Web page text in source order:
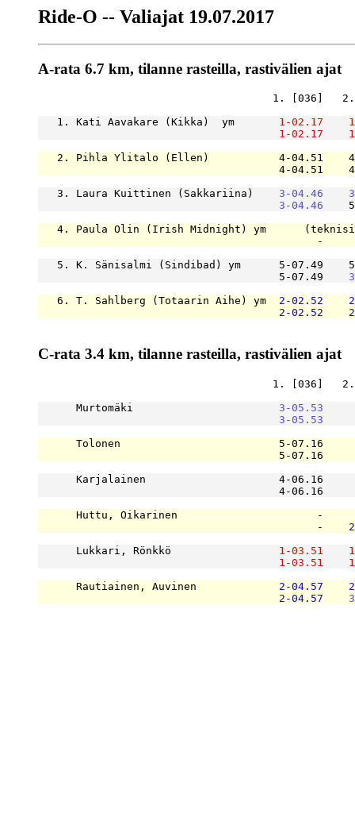
Ride-O -- Valiajat 19.07.2017
A-rata 6.7 km, tilanne rasteilla, rastivälien ajat
1. [036]
   1. Kati Aavakare (Kikka)  ym
1-02.17
1-02.17
2. Pihla Ylitalo (Ellen)           4-04.51
4-04.51
   3. Laura Kuittinen (Sakkariina)
3-04.46
3-04.46
4. Paula Olin (Irish Midnight) ym
-
5. K. Sänisalmi (Sindibad) ym      5-07.49
                                      5-07.49
   6. T. Sahlberg (Totaarin Aihe) ym
2-02.52
2-02.52
C-rata 3.4 km, tilanne rasteilla, rastivälien ajat
1. [036]
      Murtomäki
3-05.53
3-05.53
Tolonen                         5-07.16
5-07.16
      Karjalainen       	      4-06.16          -          -          -          -          -          -          -          -     53.05
4-06.16
      Huttu, Oikarinen	                    -          -          -          -          -          -          -          -          -     55.30
                                            -
      Lukkari, Rönkkö
1-03.51
1-03.51
2-04.57
2-04.57